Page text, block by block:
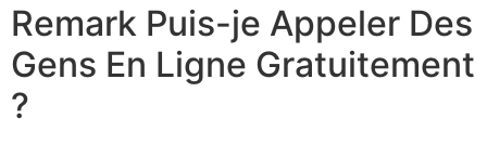
Remark Puis-je Appeler Des
Gens En Ligne Gratuitement
?